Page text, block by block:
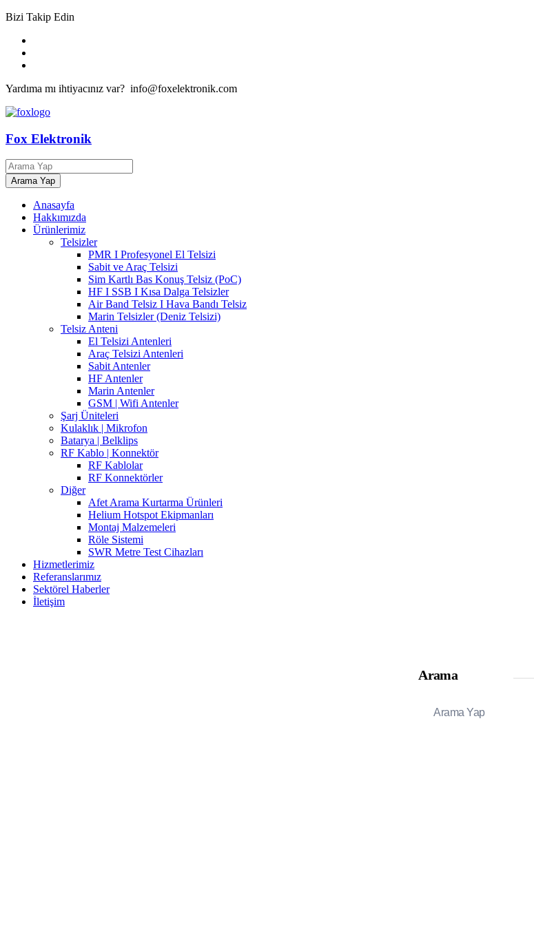
Bizi Takip Edin
Yardıma mı ihtiyacınız var? info@foxelektronik.com
Fox Elektronik
Anasayfa
Hakkımızda
Ürünlerimiz
Telsizler
PMR I Profesyonel El Telsizi
Sabit ve Araç Telsizi
Sim Kartlı Bas Konuş Telsiz (PoC)
HF I SSB I Kısa Dalga Telsizler
Air Band Telsiz I Hava Bandı Telsiz
Marin Telsizler (Deniz Telsizi)
Telsiz Anteni
El Telsizi Antenleri
Araç Telsizi Antenleri
Sabit Antenler
HF Antenler
Marin Antenler
GSM | Wifi Antenler
Şarj Üniteleri
Kulaklık | Mikrofon
Batarya | Belklips
RF Kablo | Konnektör
RF Kablolar
RF Konnektörler
Diğer
Afet Arama Kurtarma Ürünleri
Helium Hotspot Ekipmanları
Montaj Malzemeleri
Röle Sistemi
SWR Metre Test Cihazları
Hizmetlerimiz
Referanslarımız
Sektörel Haberler
İletişim
Arama